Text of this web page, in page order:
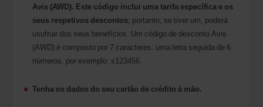
Avis (AWD). Este código inclui uma tarifa específica e os
seus respetivos descontos; portanto, se tiver um, poderá
usufruir dos seus benefícios. Um código de desconto Avis
(AWD) é composto por 7 caracteres: uma letra seguida de 6
números, por exemplo: s123456.
Tenha os dados do seu cartão de crédito à mão.